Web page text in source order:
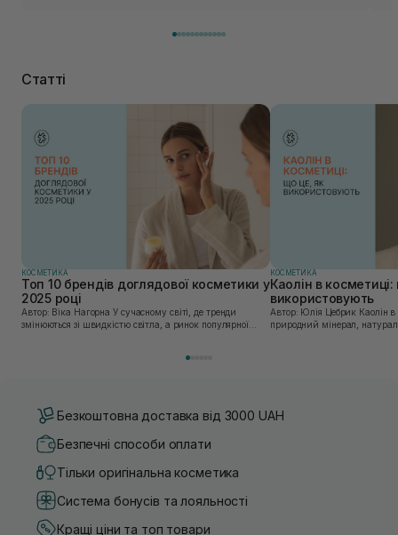
Статті
КОСМЕТИКА
Топ 10 брендів доглядової косметики у
2025 році
Автор: Віка Нагорна У сучасному світі, де тренди
змінюються зі швидкістю світла, а ринок популярної
КОСМЕТИКА
Каолін в
використовують
Автор: Юлія Цебрик Каолін в косметології – це
природний мінерал,
Безкоштовна доставка від 3000 UAH
Безпечні способи оплати
Тільки оригінальна косметика
Система бонусів та лояльності
Кращі ціни та топ товари